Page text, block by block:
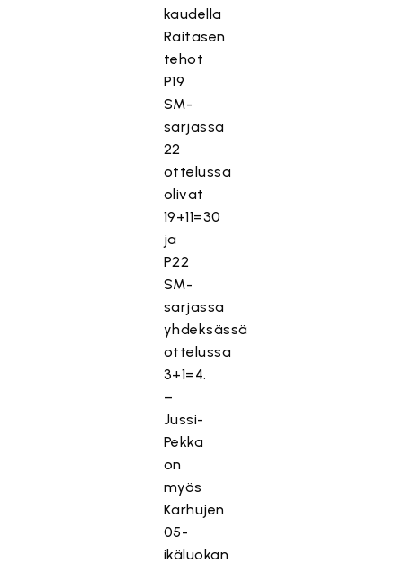
kaudella
Raitasen
tehot
P19
SM-
sarjassa
22
ottelussa
olivat
19+11=30
ja
P22
SM-
sarjassa
yhdeksässä
ottelussa
3+1=4.
–
Jussi-
Pekka
on
myös
Karhujen
05-
ikäluokan